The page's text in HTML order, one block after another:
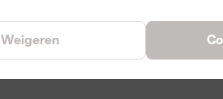
Weigeren